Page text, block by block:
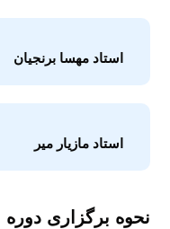
استاد مهسا برنجیان
استاد مازیار میر
نحوه برگزاری دوره